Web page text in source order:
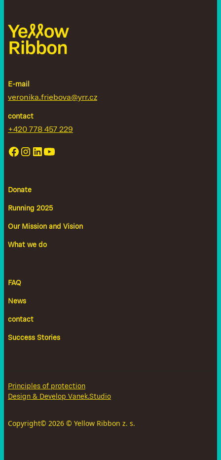
E-mail
veronika.friebova@yrr.cz
contact
+420 778 457 229
Donate
Running 2025
Our Mission and Vision
What we do
FAQ
News
contact
Success Stories
Copyright© 2026 © Yellow Ribbon z. s.
Principles of protection
Design & Develop Vanek.Studio